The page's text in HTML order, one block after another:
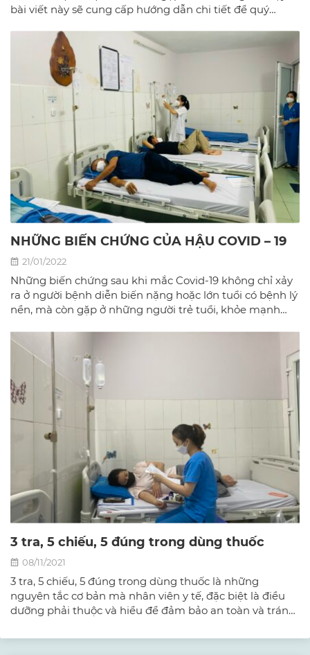
bài viết này sẽ cung cấp hướng dẫn chi tiết để quý
quả nhất tại phòng khám đa khoa Bác sĩ gia đình hà
NHỮNG BIẾN CHỨNG CỦA HẬU COVID – 19
21/01/2022
Những biến chứng sau khi mắc Covid-19 không chỉ xảy
ra ở người bệnh diễn biến nặng hoặc lớn tuổi có bệnh lý
nền, mà còn gặp ở những người trẻ tuổi, khỏe mạnh
3 tra, 5 chiếu, 5 đúng trong dùng thuốc
08/11/2021
3 tra, 5 chiếu, 5 đúng trong dùng thuốc là những
nguyên tắc cơ bản mà nhân viên y tế, đặc biệt là điều
dưỡng phải thuộc và hiểu để đảm bảo an toàn và tránh